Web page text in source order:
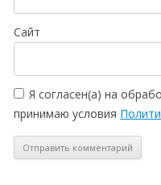
Сайт
Я согласен(а) на
принимаю условия